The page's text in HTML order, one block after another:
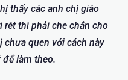
thấy các anh chị giáo
rét thì phải che chắn cho
chưa quen với cách này
làm theo.